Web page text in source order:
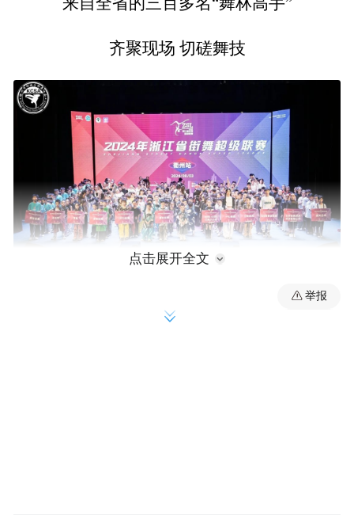
齐聚现场 切磋舞技
点击展开全文
举报